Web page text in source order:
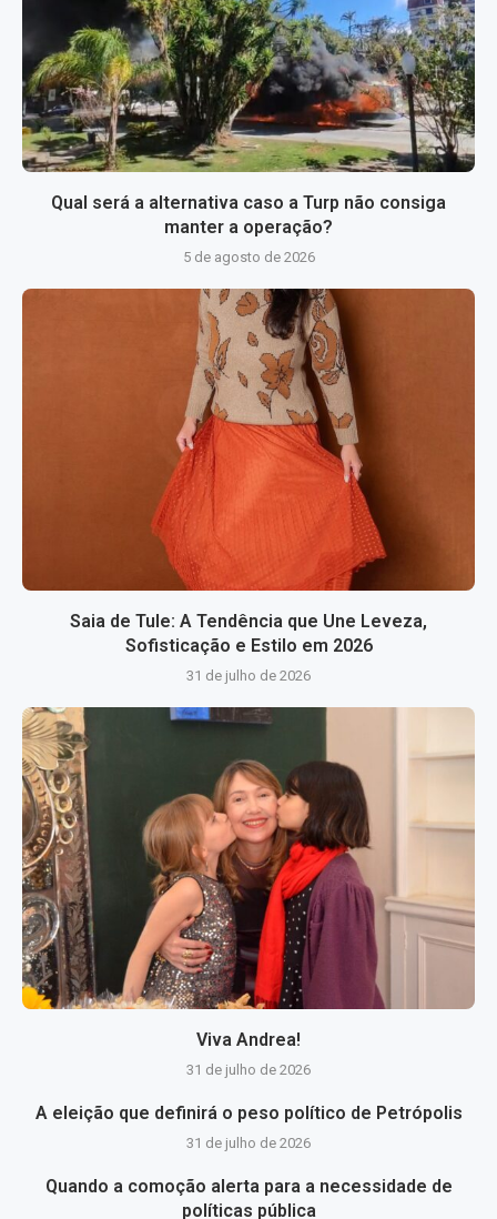
Qual será a alternativa caso a Turp não consiga
manter a operação?
5 de agosto de 2026
Saia de Tule: A Tendência que Une Leveza,
Sofisticação e Estilo em 2026
31 de julho de 2026
Viva Andrea!
31 de julho de 2026
A eleição que definirá o peso político de Petrópolis
31 de julho de 2026
Quando a comoção alerta para a necessidade de
políticas pública